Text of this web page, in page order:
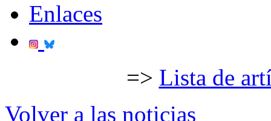
Enlaces
=> Lista de
Volver a las noticias